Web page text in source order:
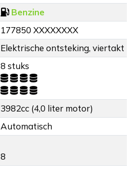
Benzine
177850 XXXXXXXX
Elektrische ontsteking, viertakt
8 stuks
3982cc (4,0 liter motor)
Automatisch
8